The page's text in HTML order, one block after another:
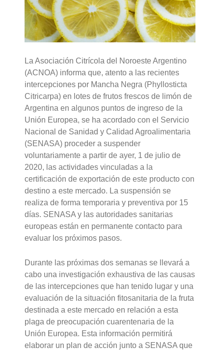
La Asociación Citrícola del Noroeste Argentino
(ACNOA) informa que, atento a las recientes
intercepciones por Mancha Negra (Phyllosticta
Citricarpa) en lotes de frutos frescos de limón de
Argentina en algunos puntos de ingreso de la
Unión Europea, se ha acordado con el Servicio
Nacional de Sanidad y Calidad Agroalimentaria
(SENASA) proceder a suspender
voluntariamente a partir de ayer, 1 de julio de
2020, las actividades vinculadas a la
certificación de exportación de este producto con
destino a este mercado. La suspensión se
realiza de forma temporaria y preventiva por 15
días. SENASA y las autoridades sanitarias
europeas están en permanente contacto para
evaluar los próximos pasos.
Durante las próximas dos semanas se llevará a
cabo una investigación exhaustiva de las causas
de las intercepciones que han tenido lugar y una
evaluación de la situación fitosanitaria de la fruta
destinada a este mercado en relación a esta
plaga de preocupación cuarentenaria de la
Unión Europea. Esta información permitirá
elaborar un plan de acción junto a SENASA que